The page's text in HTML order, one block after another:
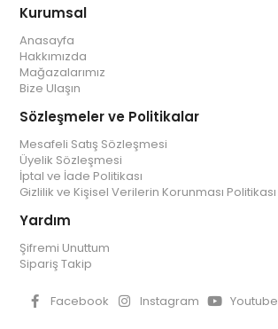
Kurumsal
Anasayfa
Hakkımızda
Mağazalarımız
Bize Ulaşın
Sözleşmeler ve Politikalar
Mesafeli Satış Sözleşmesi
Üyelik Sözleşmesi
İptal ve İade Politikası
Gizlilik ve Kişisel Verilerin Korunması Politikası
Yardım
Şifremi Unuttum
Sipariş Takip
Facebook Instagram Youtube